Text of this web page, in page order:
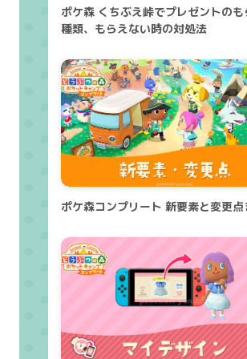
ポケ森 くちぶえ峠でプレゼントのも
種類、もらえない時の対処法
ポケ森コンプリート 新要素と変更点